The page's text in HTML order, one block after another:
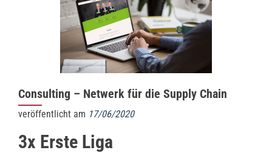
Consulting – Netwerk für die Supply Chain
veröffentlicht am 17/06/2020
3x Erste Liga